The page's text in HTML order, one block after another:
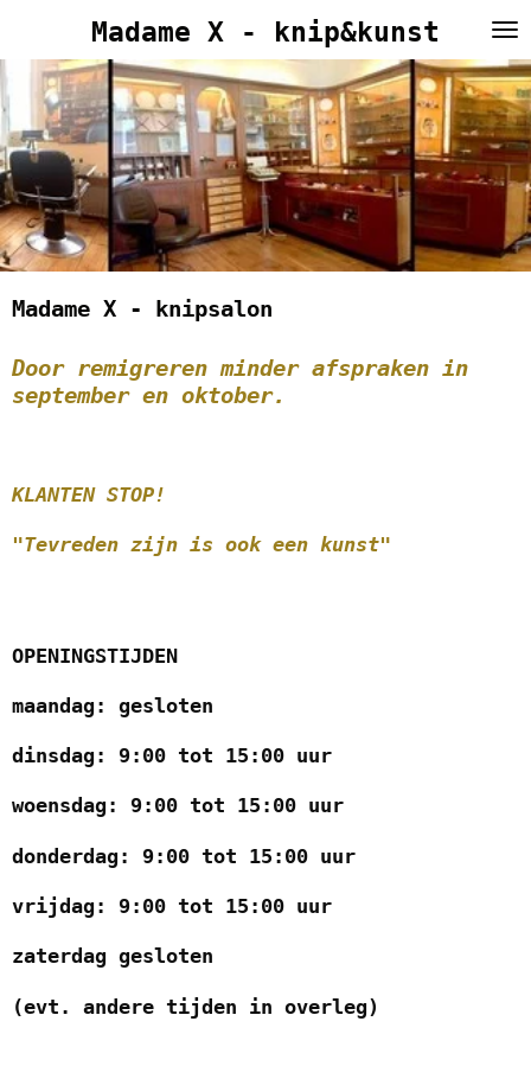
direct
naar
hoofdinhoud
Madame X - knip&kunst
Madame X - knipsalon
Door remigreren minder afspraken in
september en oktober.
KLANTEN STOP!
"Tevreden zijn is ook een kunst"
OPENINGSTIJDEN
maandag: gesloten
dinsdag: 9:00 tot 15:00 uur
woensdag: 9:00 tot 15:00 uur
donderdag: 9:00 tot 15:00 uur
vrijdag: 9:00 tot 15:00 uur
zaterdag gesloten
(evt. andere tijden in overleg)